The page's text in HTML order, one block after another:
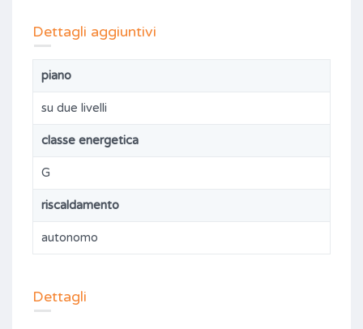
Dettagli aggiuntivi
piano
su due livelli
classe energetica
G
riscaldamento
autonomo
Dettagli